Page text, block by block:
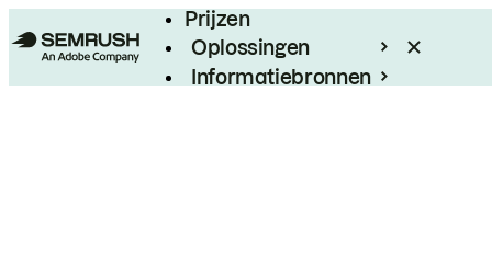
Prijzen
Oplossingen
Informatiebronnen